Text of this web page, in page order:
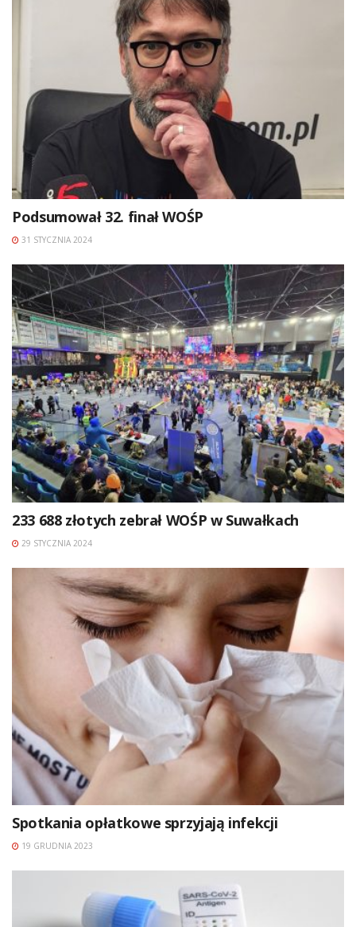
Podsumował 32. finał WOŚP
31 STYCZNIA 2024
233 688 złotych zebrał WOŚP w Suwałkach
29 STYCZNIA 2024
Spotkania opłatkowe sprzyjają infekcji
19 GRUDNIA 2023